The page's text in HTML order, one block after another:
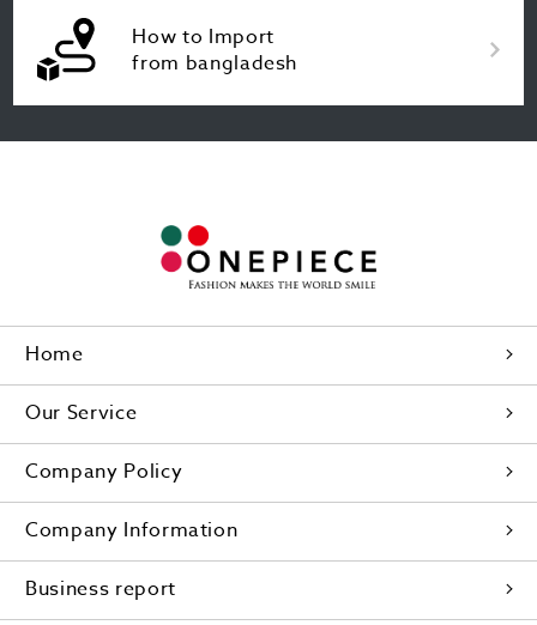
How to Import
from bangladesh
Home
Our Service
Company Policy
Company Information
Business report